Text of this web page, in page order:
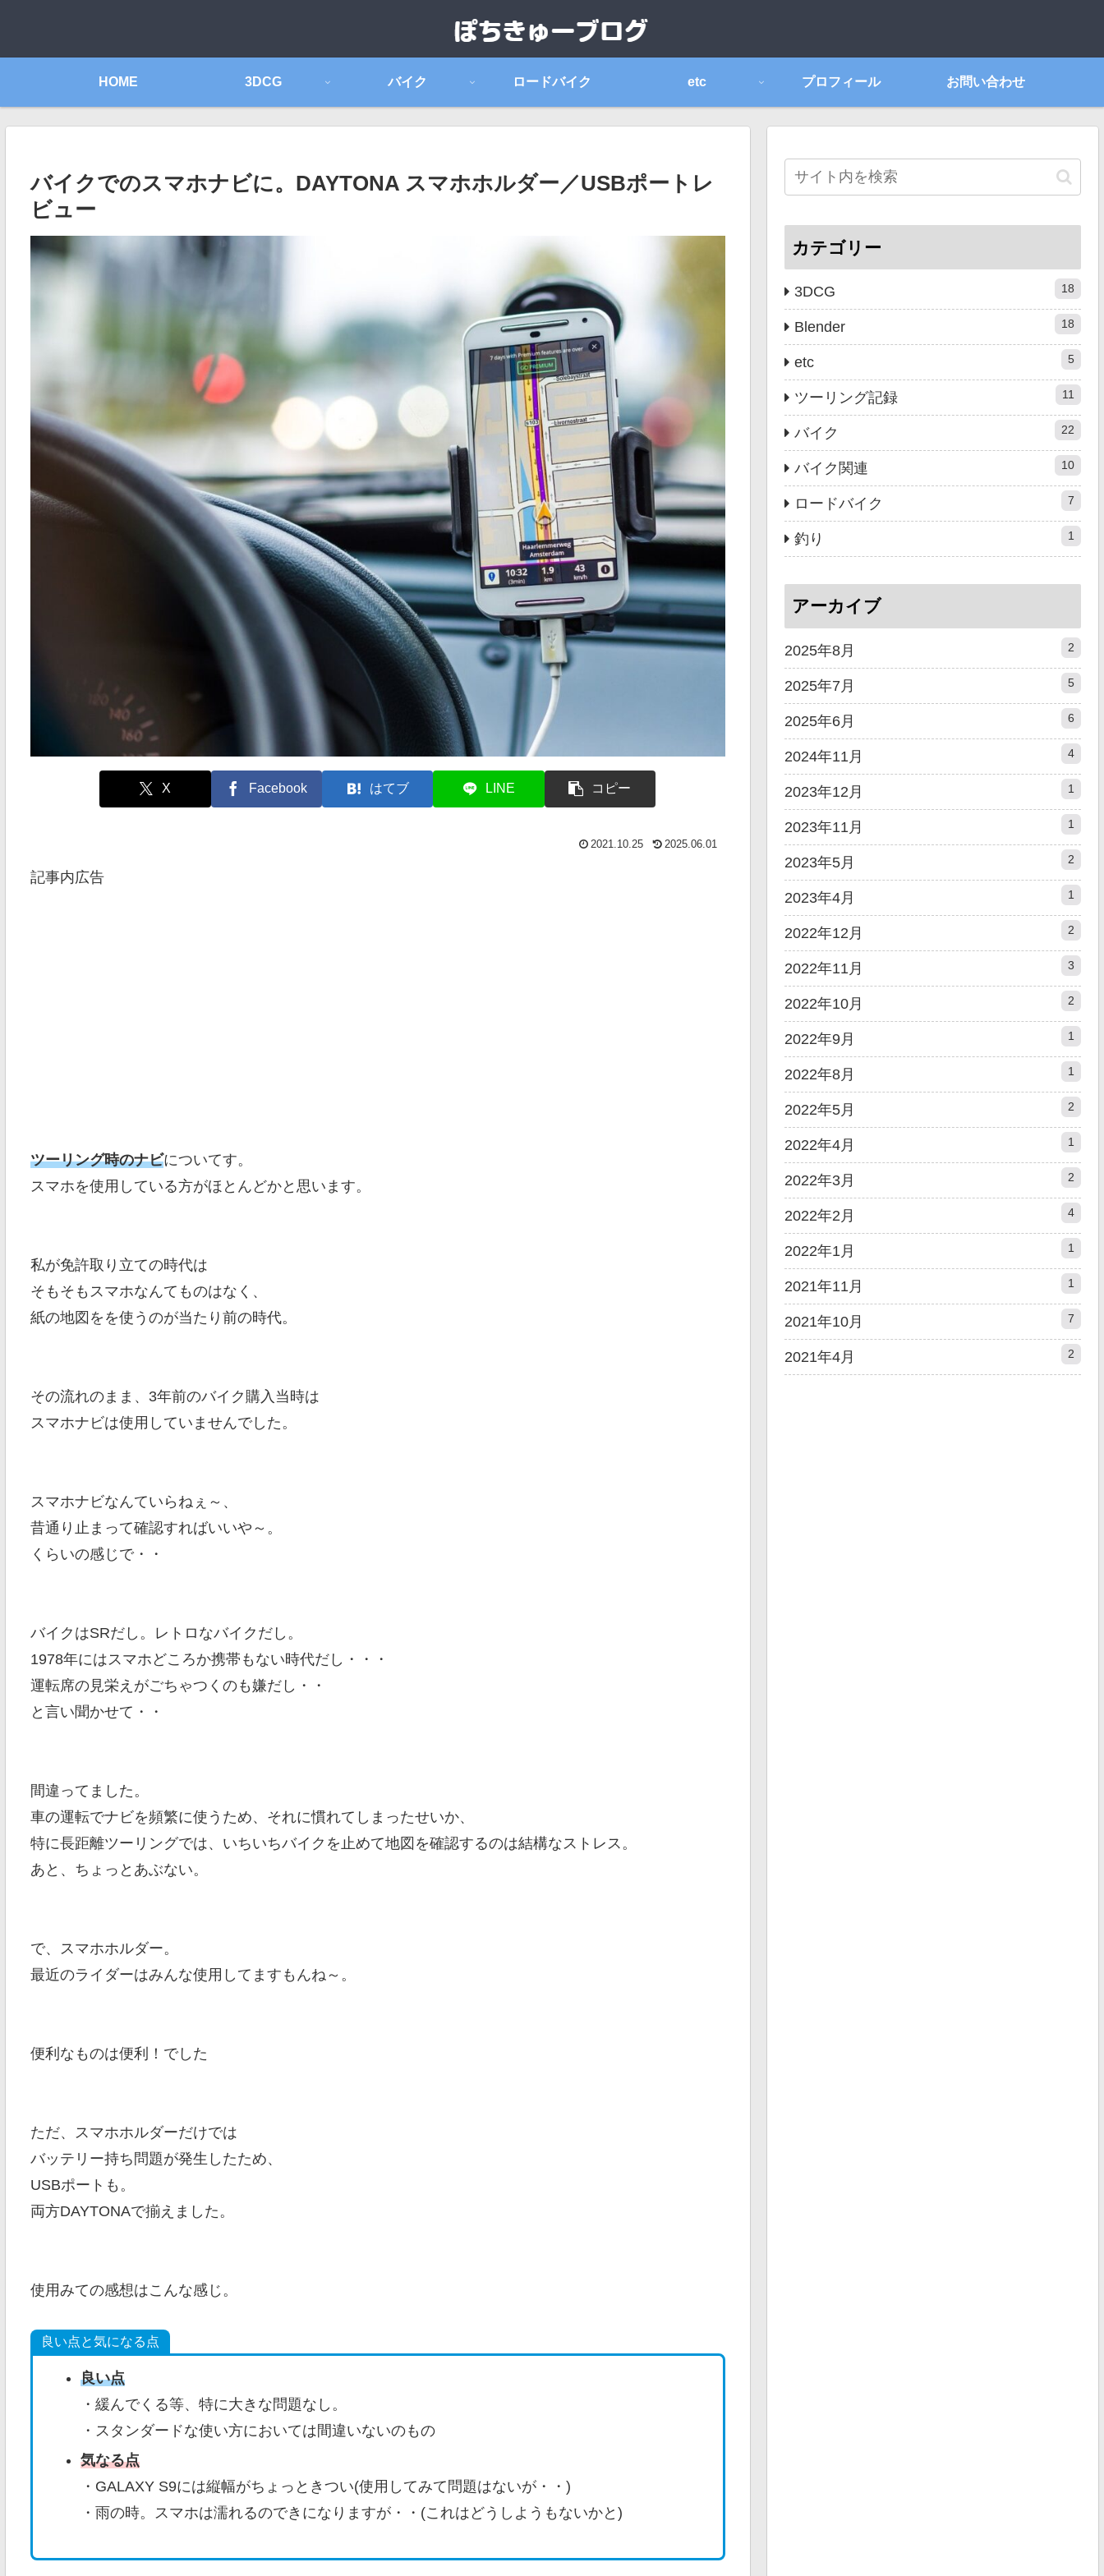
HOME 3DCG バイク ロードバイク etc プロフィール お問い合わせ
バイクでのスマホナビに。DAYTONA スマホホルダー／USBポートレ
ビュー
X Facebook はてブ LINE コピー
2021.10.25 2025.06.01
記事内広告
ツーリング時のナビについてす。
スマホを使用している方がほとんどかと思います。
私が免許取り立ての時代は
そもそもスマホなんてものはなく、
紙の地図をを使うのが当たり前の時代。
その流れのまま、3年前のバイク購入当時は
スマホナビは使用していませんでした。
スマホナビなんていらねぇ～、
昔通り止まって確認すればいいや～。
くらいの感じで・・
バイクはSRだし。レトロなバイクだし。
1978年にはスマホどころか携帯もない時代だし・・・
運転席の見栄えがごちゃつくのも嫌だし・・
と言い聞かせて・・
間違ってました。
車の運転でナビを頻繁に使うため、それに慣れてしまったせいか、
特に長距離ツーリングでは、いちいちバイクを止めて地図を確認するのは結構なストレス。
あと、ちょっとあぶない。
で、スマホホルダー。
最近のライダーはみんな使用してますもんね～。
便利なものは便利！でした
ただ、スマホホルダーだけでは
バッテリー持ち問題が発生したため、
USBポートも。
両方DAYTONAで揃えました。
使用みての感想はこんな感じ。
良い点と気になる点
良い点
・緩んでくる等、特に大きな問題なし。
・スタンダードな使い方においては間違いないのもの
気なる点
・GALAXY S9には縦幅がちょっときつい(使用してみて問題はないが・・)
・雨の時。スマホは濡れるのできになりますが・・(これはどうしようもないかと)
カテゴリー
3DCG 18
Blender 18
etc 5
ツーリング記録 11
バイク 22
バイク関連 10
ロードバイク 7
釣り 1
アーカイブ
2025年8月 2
2025年7月 5
2025年6月 6
2024年11月 4
2023年12月 1
2023年11月 1
2023年5月 2
2023年4月 1
2022年12月 2
2022年11月 3
2022年10月 2
2022年9月 1
2022年8月 1
2022年5月 2
2022年4月 1
2022年3月 2
2022年2月 4
2022年1月 1
2021年11月 1
2021年10月 7
2021年4月 2